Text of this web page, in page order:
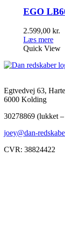
EGO
2.599,00 kr.
Læs mere
Quick View
Egtvedvej 63, Harte
6000 Kolding
30278869 (lukket
joey@dan-
CVR: 38824422